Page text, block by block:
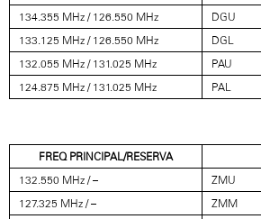
134.355 MHz / 126.550 MHz
DGU
133.125 MHz / 126.550 MHz
DGL
132.055 MHz / 131.025 MHz
PAU
124.875 MHz / 131.025 MHz
PAL
FREQ PRINCIPAL/RESERVA
132.550 MHz / –
ZMU
127.325 MHz / –
ZMM